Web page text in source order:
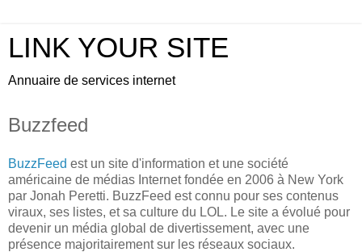
LINK YOUR SITE
Annuaire de services internet
Buzzfeed
BuzzFeed est un site d'information et une société
américaine de médias Internet fondée en 2006 à New York
par Jonah Peretti. BuzzFeed est connu pour ses contenus
viraux, ses listes, et sa culture du LOL. Le site a évolué pour
devenir un média global de divertissement, avec une
présence majoritairement sur les réseaux sociaux.